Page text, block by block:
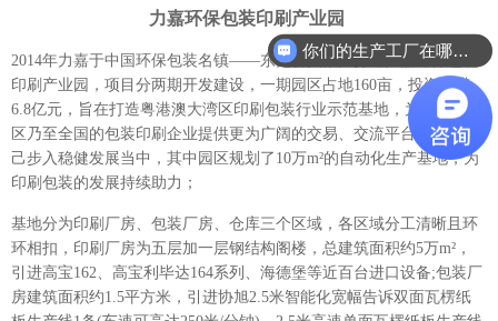
力嘉环保包装印刷产业园
2014年力嘉于中国环保包装名镇——东莞桥头倾力打造力嘉环保包装
印刷产业园，项目分两期开发建设，一期园区占地160亩，投资规模
6.8亿元，旨在打造粤港澳大湾区印刷包装行业示范基地，为珠三角地
区乃至全国的包装印刷企业提供更为广阔的交易、交流平台。力嘉现
己步入稳健发展当中，其中园区规划了10万m²的自动化生产基地，为
印刷包装的发展持续助力；
基地分为印刷厂房、包装厂房、仓库三个区域，各区域分工清晰且环
环相扣，印刷厂房为五层加一层钢结构阁楼，总建筑面积约5万m²，
引进高宝162、高宝利毕达164系列、海德堡等近百台进口设备;包装厂
房建筑面积约1.5平方米，引进协旭2.5米智能化宽幅告诉双面瓦楞纸
你们的生产工厂在哪里？